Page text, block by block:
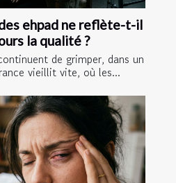
ehpad ne reflète-t-il
la qualité ?
de grimper, dans un
vieillit vite, où les...